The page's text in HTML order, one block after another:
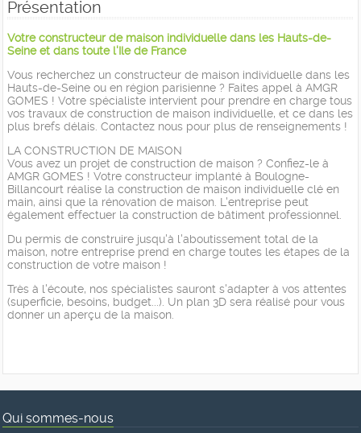
Présentation
Votre constructeur de maison individuelle dans les Hauts-de-
Seine et dans toute l'Ile de France
Vous recherchez un constructeur de maison individuelle dans les
Hauts-de-Seine ou en région parisienne ? Faites appel à AMGR
GOMES ! Votre spécialiste intervient pour prendre en charge tous
vos travaux de construction de maison individuelle, et ce dans les
plus brefs délais. Contactez nous pour plus de renseignements !
LA CONSTRUCTION DE MAISON
Vous avez un projet de construction de maison ? Confiez-le à
AMGR GOMES ! Votre constructeur implanté à Boulogne-
Billancourt réalise la construction de maison individuelle clé en
main, ainsi que la rénovation de maison. L'entreprise peut
également effectuer la construction de bâtiment professionnel.
Du permis de construire jusqu'à l'aboutissement total de la
maison, notre entreprise prend en charge toutes les étapes de la
construction de votre maison !
Très à l'écoute, nos spécialistes sauront s'adapter à vos attentes
(superficie, besoins, budget...). Un plan 3D sera réalisé pour vous
donner un aperçu de la maison.
Qui sommes-nous